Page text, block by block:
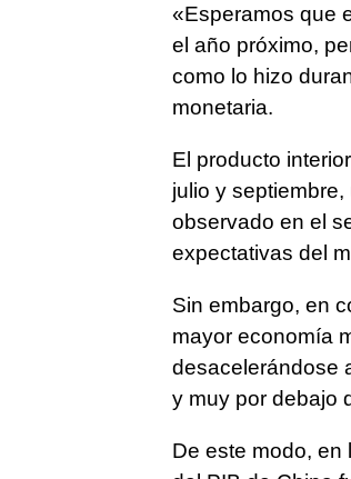
«Esperamos que
el año próximo,
como lo hizo
monetaria.
El producto
julio y
observado en el
expectativas del
Sin embargo, en
mayor economía
desacelerándose
y muy por debajo
De este modo, en